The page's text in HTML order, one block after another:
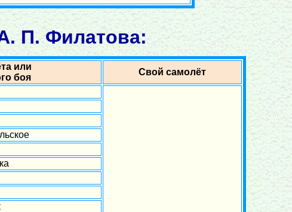
П. Филатова:
или
боя
Свой самолёт